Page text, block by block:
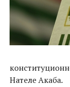
Нателе Акаба.